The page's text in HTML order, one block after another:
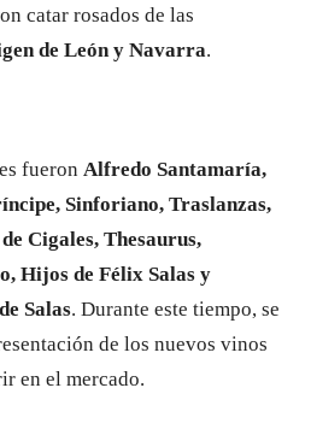
catar rosados de las
de León y Navarra.
fueron Alfredo Santamaría,
Sinforiano, Traslanzas,
Cigales, Thesaurus,
Hijos de Félix Salas y
Salas. Durante este tiempo, se
de los nuevos vinos
en el mercado.